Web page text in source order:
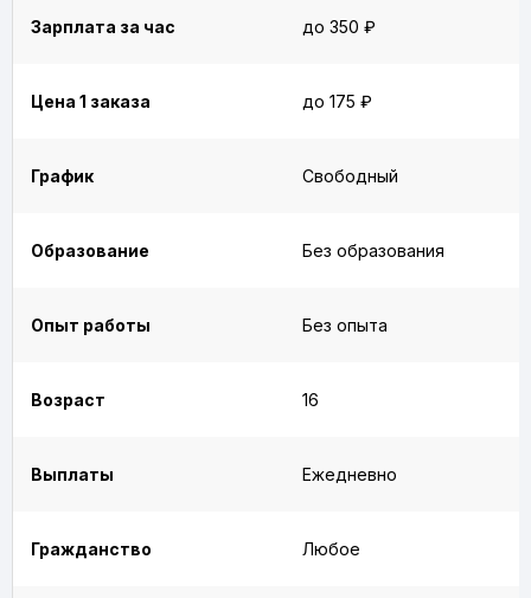
Зарплата за час до 350 ₽
Цена 1 заказа до 175 ₽
График Свободный
Образование Без образования
Опыт работы Без опыта
Возраст 16
Выплаты Ежедневно
Гражданство Любое